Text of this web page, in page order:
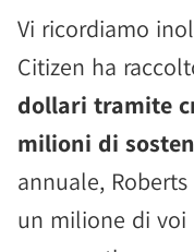
Vi ricordiamo
Citizen ha
dollari tramite
milioni di
annuale,
un milione di